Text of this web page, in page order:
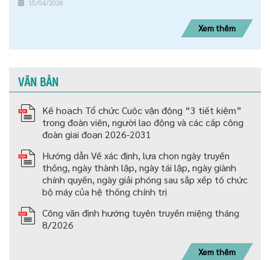
15/04/2026
Xem thêm
VĂN BẢN
Kế hoạch Tổ chức Cuộc vận động “3 tiết kiệm”
trong đoàn viên, người lao động và các cấp công
đoàn giai đoạn 2026-2031
Hướng dẫn Về xác định, lựa chọn ngày truyền
thống, ngày thành lập, ngày tái lập, ngày giành
chính quyền, ngày giải phóng sau sắp xếp tố chức
bộ máy của hệ thống chính trị
Công văn định hướng tuyên truyền miệng tháng
8/2026
Xem thêm